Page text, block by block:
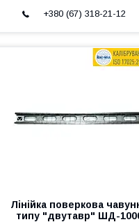
+380 (67) 318-21-12
Лінійка поверкова
типу "двутавр" ШД-